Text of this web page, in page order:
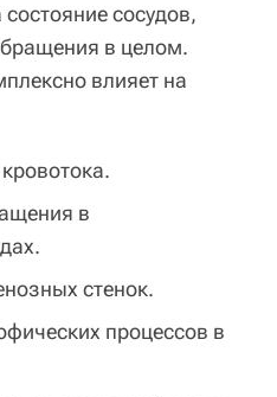
сосудов,
в целом.
влияет на
в
стенок.
процессов в